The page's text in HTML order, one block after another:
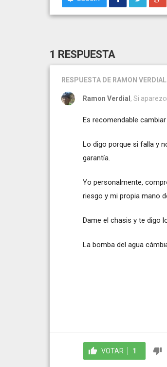
1 RESPUESTA
RESPUESTA DE RAMON VERDIAL
Ramon Verdial , Si
Es recomendable
Lo digo porque si falla y
garantía.
Yo personalmente,
riesgo y mi propia mano
Dame el chasis y te digo
La bomba del agua
VOTAR 1